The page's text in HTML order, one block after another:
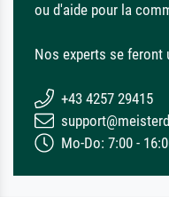
ou d'aide pour la
Nos experts se feront
+43 4257 29415
Mo-Do: 7:00 -